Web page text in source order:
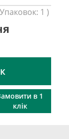
Упаковок: 1 )
в 1
клік